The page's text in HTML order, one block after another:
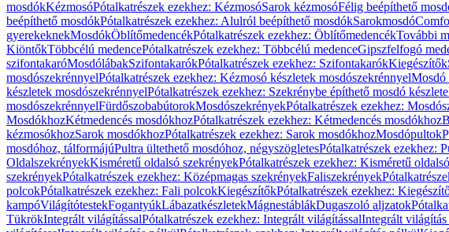
mosdókKézmosóPótalkatrészek ezekhez: KézmosóSarok kézmosóFélig beépíthető
beépíthető mosdókPótalkatrészek ezekhez: Alulról beépíthető mosdókSarokmosdó
gyerekeknekMosdókÖblítőmedencékPótalkatrészek ezekhez: ÖblítőmedencékTovábbi
KiöntőkTöbbcélú medencePótalkatrészek ezekhez: Többcélú medenceGipszfelfogó
szifontakaróMosdólábakSzifontakarókPótalkatrészek ezekhez: SzifontakarókKiegészítők
mosdószekrénnyelPótalkatrészek ezekhez: Kézmosó készletek mosdószekrénnyelMosdó
készletek mosdószekrénnyelPótalkatrészek ezekhez: Szekrénybe építhető mosdó
mosdószekrénnyelFürdőszobabútorokMosdószekrényekPótalkatrészek ezekhez:
MosdókhozKétmedencés mosdókhozPótalkatrészek ezekhez: Kétmedencés mosdókhoz
kézmosókhozSarok mosdókhozPótalkatrészek ezekhez: Sarok mosdókhozMosdópultok
mosdóhoz, tálformájúPultra ültethető mosdóhoz, négyszögletesPótalkatrészek ezekhez:
OldalszekrényekKisméretű oldalsó szekrényekPótalkatrészek ezekhez: Kisméretű
szekrényekPótalkatrészek ezekhez: Középmagas szekrényekFaliszekrények
polcokPótalkatrészek ezekhez: Fali polcokKiegészítőkPótalkatrészek ezekhez:
kampóVilágítótestekFogantyúkLábazatkészletekMágnestáblákDugaszoló aljzatok
TükrökIntegrált világítássalPótalkatrészek ezekhez: Integrált világítássalIntegrált